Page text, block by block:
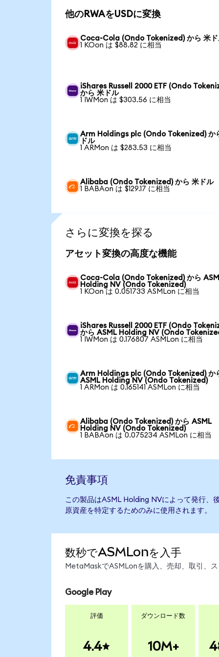
他のRWAをUSDに変換
Coca-Cola (Ondo Tokenized) から 米ド
1 KOon は $88.82 に相当
iShares Russell 2000 ETF (Ondo
から 米ドル
1 IWMon は $303.56 に相当
Arm Holdings plc (Ondo Tokenized) か
ドル
1 ARMon は $283.53 に相当
Alibaba (Ondo Tokenized) から 米ドル
1 BABAon は $129.17 に相当
さらに変換を探る
アセット変換の高度な機能
Coca-Cola (Ondo Tokenized) から
Holding NV (Ondo Tokenized)
1 KOon は 0.051733 ASMLon に相当
iShares Russell 2000 ETF (Ondo
から ASML Holding NV (Ondo
1 IWMon は 0.176807 ASMLon に相当
Arm Holdings plc (Ondo Tokenized) か
ASML Holding NV (Ondo Tokenized)
1 ARMon は 0.165141 ASMLon に相当
Alibaba (Ondo Tokenized) から ASML
Holding NV (Ondo Tokenized)
1 BABAon は 0.075234 ASMLon に相当
免責事項
この製品はASML Holding NVによって発行、
原資産を特定するためのみに使用されます。
数秒でASMLonを入手
MetaMaskでASMLonを購入、売却、取引、
Google Play
評価
4.4
ダウンロード数
10M+